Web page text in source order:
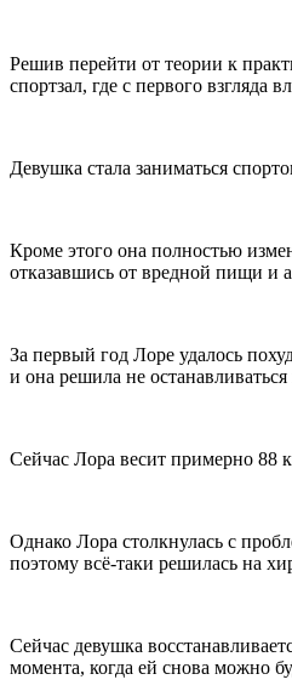
Решив перейти от теории к
спортзал, где с первого взгляда
Девушка стала заниматься
Кроме этого она полностью
отказавшись от вредной пищи и
За первый год Лоре удалось
и она решила не
Сейчас Лора весит примерно 88
Однако Лора столкнулась с
поэтому всё-таки решилась на
Сейчас девушка
момента, когда ей снова можно